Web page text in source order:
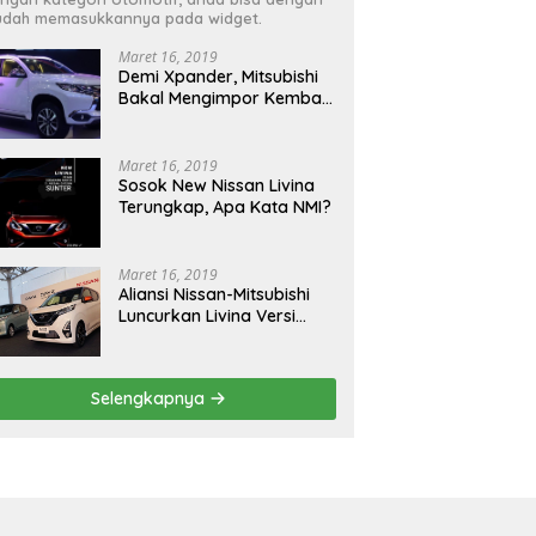
memasukkannya pada widget.
Maret 16, 2019
Demi Xpander, Mitsubishi
Bakal Mengimpor Kembali
Maret 16, 2019
Sosok New Nissan Livina
Terungkap, Apa Kata NMI?
Maret 16, 2019
Aliansi Nissan-Mitsubishi
Luncurkan Livina Versi
Selengkapnya